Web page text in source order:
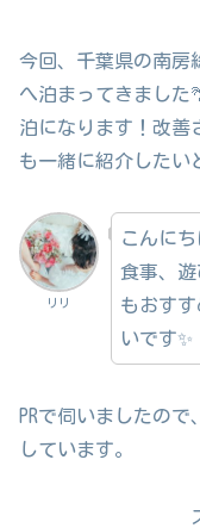
今回、千葉県の南房
へ泊まってきました
泊になります！改善
も一緒に紹介したい
リリ
こんにち
食事、
もおす
いです✨
PRで伺いましたの
しています。